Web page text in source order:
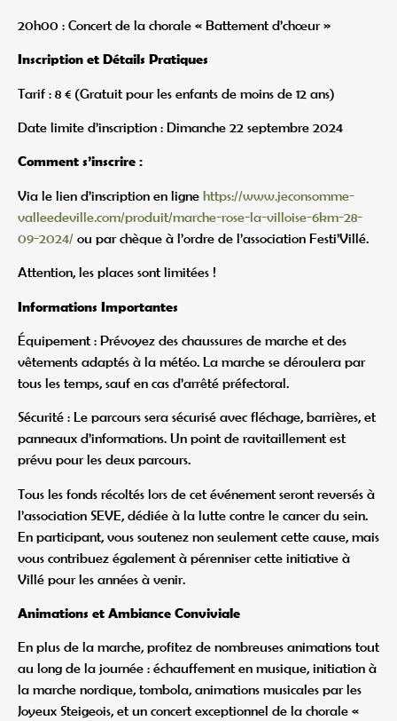
20h00 : Concert de la chorale « Battement d’chœur »
Inscription et Détails Pratiques
Tarif : 8 € (Gratuit pour les enfants de moins de 12 ans)
Date limite d’inscription : Dimanche 22 septembre 2024
Comment s’inscrire :
Via le lien d’inscription en ligne https://www.jeconsomme-
valleedeville.com/produit/marche-rose-la-villoise-6km-28-
09-2024/ ou par chèque à l’ordre de l’association Festi’Villé.
Attention, les places sont limitées !
Informations Importantes
Équipement : Prévoyez des chaussures de marche et des
vêtements adaptés à la météo. La marche se déroulera par
tous les temps, sauf en cas d’arrêté préfectoral.
Sécurité : Le parcours sera sécurisé avec fléchage, barrières, et
panneaux d’informations. Un point de ravitaillement est
prévu pour les deux parcours.
Tous les fonds récoltés lors de cet événement seront reversés à
l’association SEVE, dédiée à la lutte contre le cancer du sein.
En participant, vous soutenez non seulement cette cause, mais
vous contribuez également à pérenniser cette initiative à
Villé pour les années à venir.
Animations et Ambiance Conviviale
En plus de la marche, profitez de nombreuses animations tout
au long de la journée : échauffement en musique, initiation à
la marche nordique, tombola, animations musicales par les
Joyeux Steigeois, et un concert exceptionnel de la chorale «